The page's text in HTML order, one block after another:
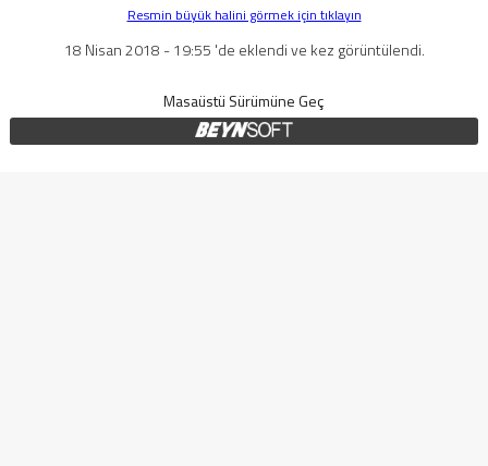
Resmin büyük halini görmek için tıklayın
18 Nisan 2018 - 19:55 'de eklendi ve kez görüntülendi.
Masaüstü Sürümüne Geç